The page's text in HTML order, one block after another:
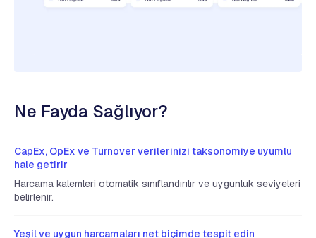
Ne Fayda Sağlıyor?
CapEx, OpEx ve Turnover verilerinizi taksonomiye uyumlu
hale getirir
Harcama kalemleri otomatik sınıflandırılır ve uygunluk seviyeleri
belirlenir.
Yeşil ve uygun harcamaları net biçimde tespit edin